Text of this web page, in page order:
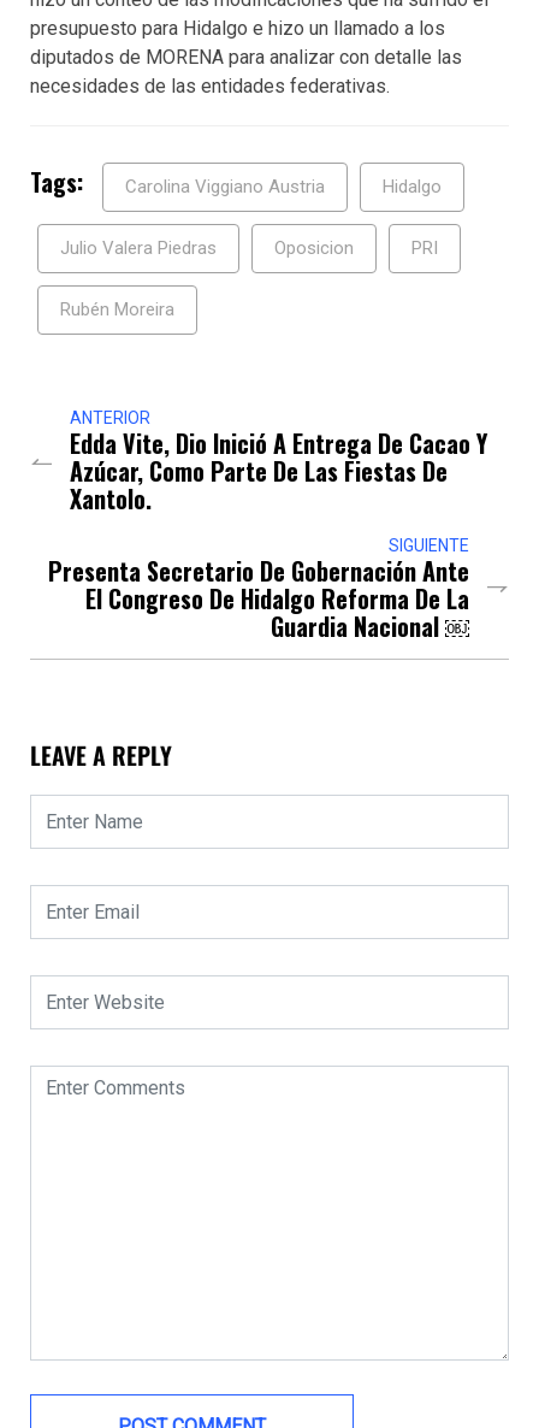
presupuesto para Hidalgo e hizo un llamado a los
diputados de MORENA para analizar con detalle las
necesidades de las entidades federativas.
Tags: Carolina Viggiano Austria Hidalgo
Julio Valera Piedras Oposicion PRI
Rubén Moreira
ANTERIOR
Edda Vite, Dio Inició A Entrega De Cacao Y
Azúcar, Como Parte De Las Fiestas De
Xantolo.
SIGUIENTE
Presenta Secretario De Gobernación Ante
El Congreso De Hidalgo Reforma De La
Guardia Nacional ￼
LEAVE A REPLY